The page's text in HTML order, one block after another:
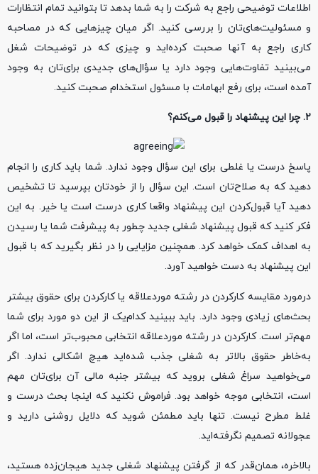
اطلاعات توضیحی راجع به شرکت را به شما بدهد تا بتوانید تمام انتظارات
و مسئولیت‌های‌تان را بررسی کنید. اگر میان چیزهایی که در مصاحبه
کاری راجع به آنها صحبت کرده‌اید و چیزی که در توضیحات شغل
می‌بینید تفاوت‌هایی وجود دارد یا سؤال‌های جدیدی برای‌تان به وجود
آمده است، برای رفع ابهامات‌ با مسئول استخدام صحبت کنید.
۲. چرا این پیشنهاد را قبول می‌کنم؟
پاسخ درست یا غلطی برای این سؤال وجود ندارد. شما باید کاری را انجام
دهید که به صلاح‌تان است. این سؤال را از خودتان بپرسید تا تشخیص
دهید آیا قبول‌کردن این پیشنهاد واقعا کاری درست است یا خیر. به این
فکر کنید که قبول پیشنهاد شغلی جدید چطور به پیشرفت شما یا رسیدن
به اهداف کمک خواهد کرد. همچنین مزایایی را در نظر بگیرید که با قبول
این پیشنهاد به دست خواهید آورد.
درمورد مقایسه کارکردن در رشته موردعلاقه یا کارکردن برای حقوق بیشتر
بحث‌های زیادی وجود دارد. باید ببینید کدام‌یک از این دو مورد برای شما
مهم‌تر است. کارکردن در رشته موردعلاقه انتخابی محبوب‌تر است، اما اگر
به‌خاطر حقوق بالاتر به شغلی جذب شده‌اید هیچ اشکالی ندارد. اگر
می‌خواهید سراغ شغلی بروید که بیشتر جنبه مالی آن برای‌تان مهم
است، انتخابی موجه خواهد بود. فراموش نکنید که اینجا بحث درست و
غلط مطرح نیست. تنها باید مطمئن شوید که دلایل روشنی دارید و
عجولانه تصمیم نگرفته‌اید.
بالاخره، همان‌قدر که از گرفتن پیشنهاد شغلی جدید هیجان‌زده هستید،